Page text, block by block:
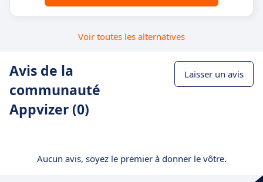
Voir toutes les alternatives
Avis de la
communauté
Appvizer (0)
Laisser un avis
Aucun avis, soyez le premier à donner le vôtre.